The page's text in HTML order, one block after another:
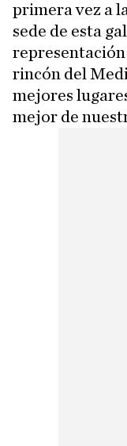
primera vez a
sede de esta
rincón del
mejores
mejor de